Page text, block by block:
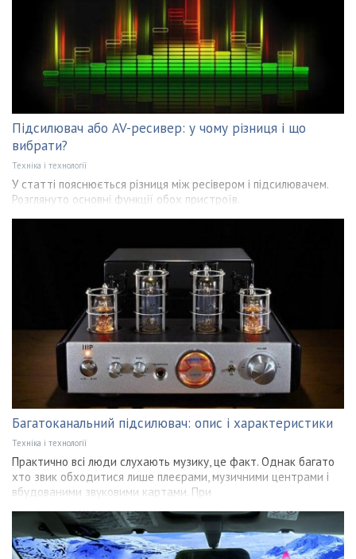
Підсилювач або AV-ресивер: у чому різниця і що
вибрати?
Техніка і технології
У статті пояснюється різниця між ресівером і підсилювачем.
Розглянуто основні функції обох пристроїв.
Багатоканальний підсилювач: опис і характеристики
Техніка і технології
Практично всі люди слухають музику, це факт. Однак багато
хто звик обходитися лише плеєрами, музичними центрами і
вбудованими звуковими картами. При